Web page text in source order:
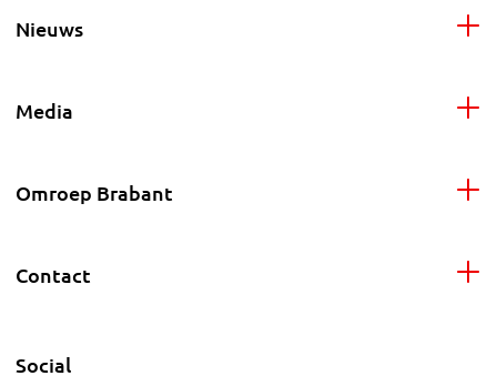
Nieuws
Media
Omroep Brabant
Contact
Social